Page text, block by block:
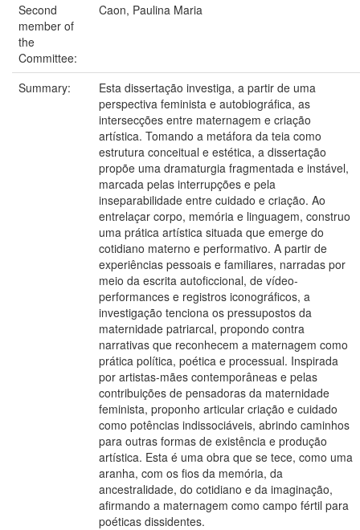
Second
member of
the
Committee:
Caon, Paulina Maria
Summary:
Esta dissertação investiga, a partir de uma
perspectiva feminista e autobiográfica, as
intersecções entre maternagem e criação
artística. Tomando a metáfora da teia como
estrutura conceitual e estética, a dissertação
propõe uma dramaturgia fragmentada e instável,
marcada pelas interrupções e pela
inseparabilidade entre cuidado e criação. Ao
entrelaçar corpo, memória e linguagem, construo
uma prática artística situada que emerge do
cotidiano materno e performativo. A partir de
experiências pessoais e familiares, narradas por
meio da escrita autoficcional, de vídeo-
performances e registros iconográficos, a
investigação tenciona os pressupostos da
maternidade patriarcal, propondo contra
narrativas que reconhecem a maternagem como
prática política, poética e processual. Inspirada
por artistas-mães contemporâneas e pelas
contribuições de pensadoras da maternidade
feminista, proponho articular criação e cuidado
como potências indissociáveis, abrindo caminhos
para outras formas de existência e produção
artística. Esta é uma obra que se tece, como uma
aranha, com os fios da memória, da
ancestralidade, do cotidiano e da imaginação,
afirmando a maternagem como campo fértil para
poéticas dissidentes.